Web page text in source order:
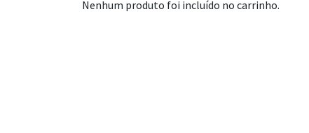
Nenhum produto foi incluído no carrinho.